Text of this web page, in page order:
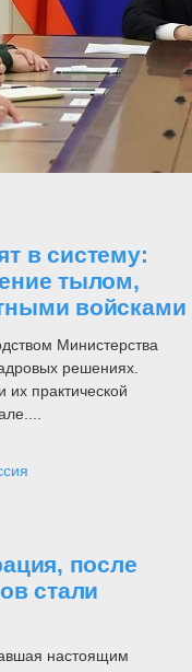
в систему:
тылом,
войсками
Министерства
решениях.
практической
после
стали
настоящим